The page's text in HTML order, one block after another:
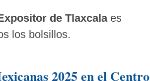
de Tlaxcalaes
los bolsillos.
2025 en el Centro